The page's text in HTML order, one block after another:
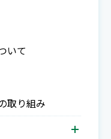
いて
取り組み